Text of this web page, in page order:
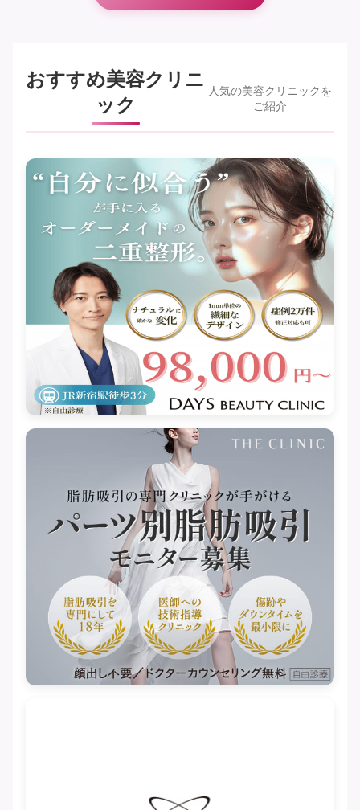
おすすめ美容クリニ
ック
人気の美容クリニックを
ご紹介